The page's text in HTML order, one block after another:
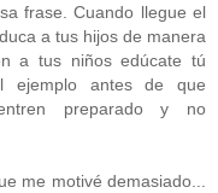
frase. Cuando llegue el
a tus hijos de manera
a tus niños edúcate tú
ejemplo antes de que
preparado y no
me motivé demasiado...